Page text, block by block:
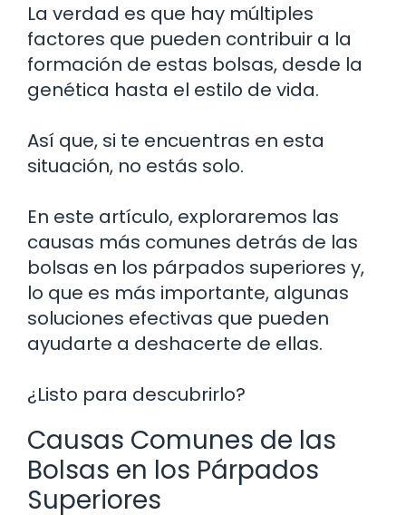
La verdad es que hay múltiples
factores que pueden contribuir a la
formación de estas bolsas, desde la
genética hasta el estilo de vida.
Así que, si te encuentras en esta
situación, no estás solo.
En este artículo, exploraremos las
causas más comunes detrás de las
bolsas en los párpados superiores y,
lo que es más importante, algunas
soluciones efectivas que pueden
ayudarte a deshacerte de ellas.
¿Listo para descubrirlo?
Causas Comunes de las
Bolsas en los Párpados
Superiores